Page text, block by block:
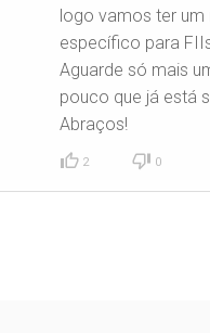
logo vamos ter um
específico para
Aguarde só mais
pouco que já está
Abraços!
2 0